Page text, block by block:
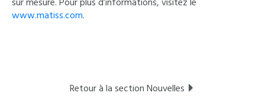
www.matiss.com.
Retour à la section Nouvelles